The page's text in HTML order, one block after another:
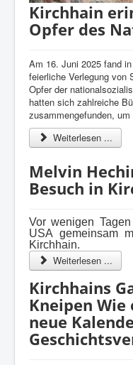
Kirchhain
Opfer des
Am 16. Juni 2025 fand
feierliche Verlegung von
Opfer der
hatten sich zahlreiche
zusammengefunden,
Weiterlesen ...
Melvin
Besuch in
Vor wenigen
USA gemeinsam
Kirchhain.
Weiterlesen ...
Kirchhains
Kneipen
neue